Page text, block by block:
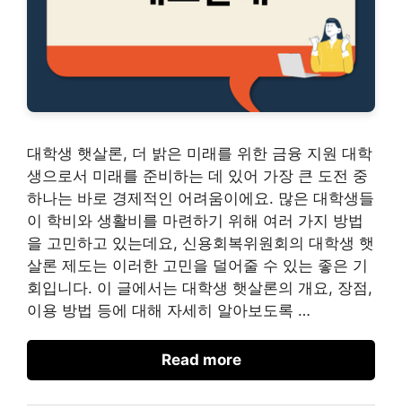
대학생 햇살론, 더 밝은 미래를 위한 금융 지원 대학
생으로서 미래를 준비하는 데 있어 가장 큰 도전 중
하나는 바로 경제적인 어려움이에요. 많은 대학생들
이 학비와 생활비를 마련하기 위해 여러 가지 방법
을 고민하고 있는데요, 신용회복위원회의 대학생 햇
살론 제도는 이러한 고민을 덜어줄 수 있는 좋은 기
회입니다. 이 글에서는 대학생 햇살론의 개요, 장점,
이용 방법 등에 대해 자세히 알아보도록 …
Read more